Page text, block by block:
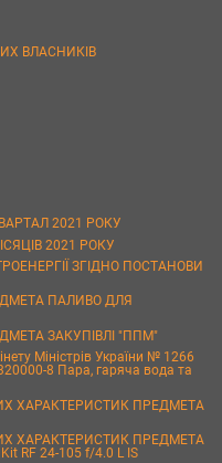
ВЛАСНИКІВ
2021 РОКУ
2021 РОКУ
ЗГІДНО ПОСТАНОВИ
ПАЛИВО ДЛЯ
ЗАКУПІВЛІ "ППМ"
Міністрів України № 1266
8 Пара, гаряча вода та
ХАРАКТЕРИСТИК ПРЕДМЕТА
ХАРАКТЕРИСТИК ПРЕДМЕТА
RF 24-105 f/4.0 L IS